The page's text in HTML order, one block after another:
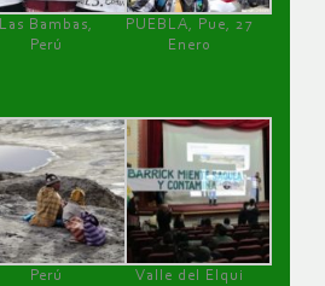
Las Bambas,
Perú
PUEBLA, Pue, 27
Enero
Perú
Valle del Elqui